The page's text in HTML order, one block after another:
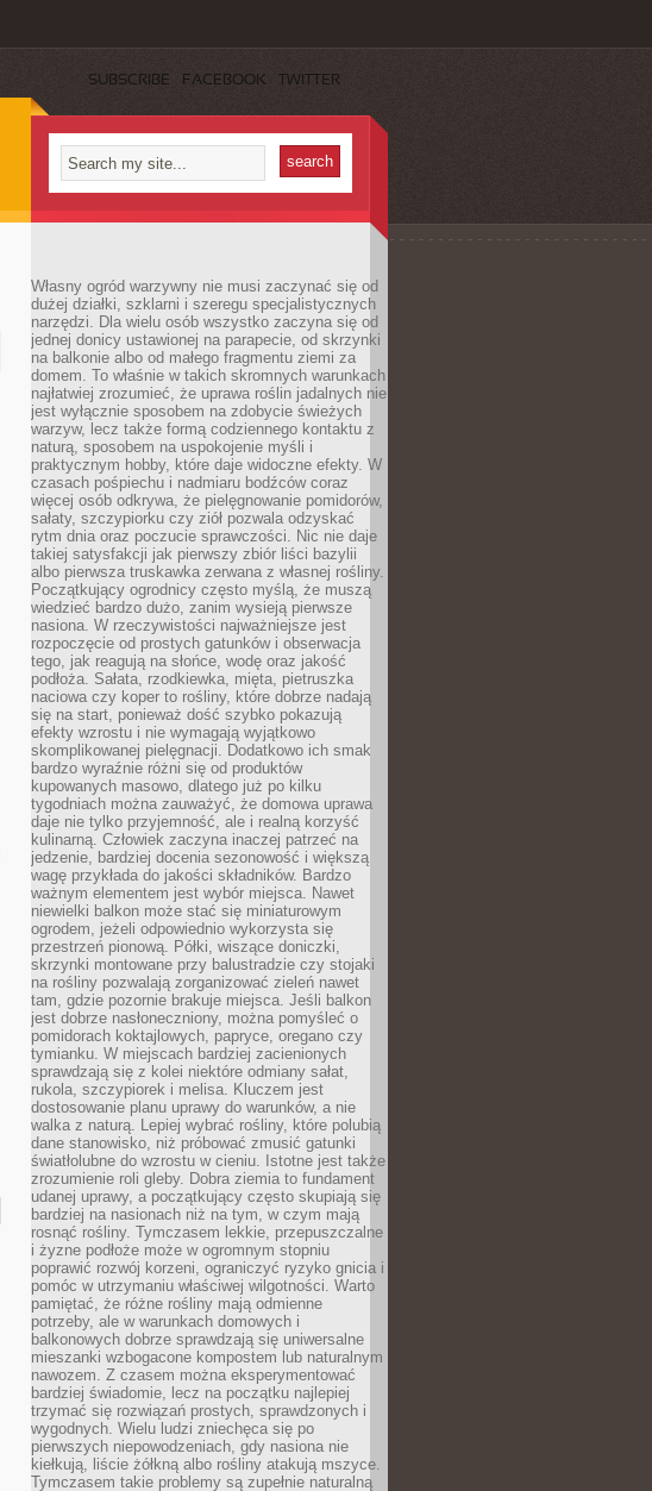
SUBSCRIBE FACEBOOK TWITTER
Własny ogród warzywny nie musi zaczynać się od
dużej działki, szklarni i szeregu specjalistycznych
narzędzi. Dla wielu osób wszystko zaczyna się od
jednej donicy ustawionej na parapecie, od skrzynki
na balkonie albo od małego fragmentu ziemi za
domem. To właśnie w takich skromnych warunkach
najłatwiej zrozumieć, że uprawa roślin jadalnych nie
jest wyłącznie sposobem na zdobycie świeżych
warzyw, lecz także formą codziennego kontaktu z
naturą, sposobem na uspokojenie myśli i
praktycznym hobby, które daje widoczne efekty. W
czasach pośpiechu i nadmiaru bodźców coraz
więcej osób odkrywa, że pielęgnowanie pomidorów,
sałaty, szczypiorku czy ziół pozwala odzyskać
rytm dnia oraz poczucie sprawczości. Nic nie daje
takiej satysfakcji jak pierwszy zbiór liści bazylii
albo pierwsza truskawka zerwana z własnej rośliny.
Początkujący ogrodnicy często myślą, że muszą
wiedzieć bardzo dużo, zanim wysieją pierwsze
nasiona. W rzeczywistości najważniejsze jest
rozpoczęcie od prostych gatunków i obserwacja
tego, jak reagują na słońce, wodę oraz jakość
podłoża. Sałata, rzodkiewka, mięta, pietruszka
naciowa czy koper to rośliny, które dobrze nadają
się na start, ponieważ dość szybko pokazują
efekty wzrostu i nie wymagają wyjątkowo
skomplikowanej pielęgnacji. Dodatkowo ich smak
bardzo wyraźnie różni się od produktów
kupowanych masowo, dlatego już po kilku
tygodniach można zauważyć, że domowa uprawa
daje nie tylko przyjemność, ale i realną korzyść
kulinarną. Człowiek zaczyna inaczej patrzeć na
jedzenie, bardziej docenia sezonowość i większą
wagę przykłada do jakości składników. Bardzo
ważnym elementem jest wybór miejsca. Nawet
niewielki balkon może stać się miniaturowym
ogrodem, jeżeli odpowiednio wykorzysta się
przestrzeń pionową. Półki, wiszące doniczki,
skrzynki montowane przy balustradzie czy stojaki
na rośliny pozwalają zorganizować zieleń nawet
tam, gdzie pozornie brakuje miejsca. Jeśli balkon
jest dobrze nasłoneczniony, można pomyśleć o
pomidorach koktajlowych, papryce, oregano czy
tymianku. W miejscach bardziej zacienionych
sprawdzają się z kolei niektóre odmiany sałat,
rukola, szczypiorek i melisa. Kluczem jest
dostosowanie planu uprawy do warunków, a nie
walka z naturą. Lepiej wybrać rośliny, które polubią
dane stanowisko, niż próbować zmusić gatunki
światłolubne do wzrostu w cieniu. Istotne jest także
zrozumienie roli gleby. Dobra ziemia to fundament
udanej uprawy, a początkujący często skupiają się
bardziej na nasionach niż na tym, w czym mają
rosnąć rośliny. Tymczasem lekkie, przepuszczalne
i żyzne podłoże może w ogromnym stopniu
poprawić rozwój korzeni, ograniczyć ryzyko gnicia i
pomóc w utrzymaniu właściwej wilgotności. Warto
pamiętać, że różne rośliny mają odmienne
potrzeby, ale w warunkach domowych i
balkonowych dobrze sprawdzają się uniwersalne
mieszanki wzbogacone kompostem lub naturalnym
nawozem. Z czasem można eksperymentować
bardziej świadomie, lecz na początku najlepiej
trzymać się rozwiązań prostych, sprawdzonych i
wygodnych. Wielu ludzi zniechęca się po
pierwszych niepowodzeniach, gdy nasiona nie
kiełkują, liście żółkną albo rośliny atakują mszyce.
Tymczasem takie problemy są zupełnie naturalną